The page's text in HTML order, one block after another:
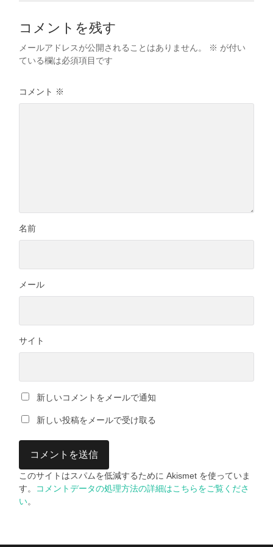
コメントを残す
メールアドレスが公開されることはありません。 ※ が付い
ている欄は必須項目です
コメント ※
名前
メール
サイト
新しいコメントをメールで通知
新しい投稿をメールで受け取る
このサイトはスパムを低減するために Akismet を使っていま
す。
コメントデータの処理方法の詳細はこちらをご覧くださ
い。